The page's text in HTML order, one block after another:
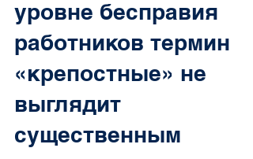
2 дня назад 2 мин. чтения
«При нынешнем
уровне бесправия
работников термин
«крепостные» не